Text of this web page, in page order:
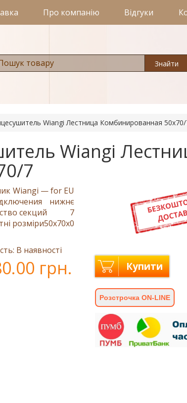
Про компанію Відгуки
Знайти
Wiangi Лестница Комбинированная
Wiangi
7
Wiangi — for EU
нижнє
секций
7
розміри50x70x0
В наявності
грн. Купити
Розстрочка ON-LINE